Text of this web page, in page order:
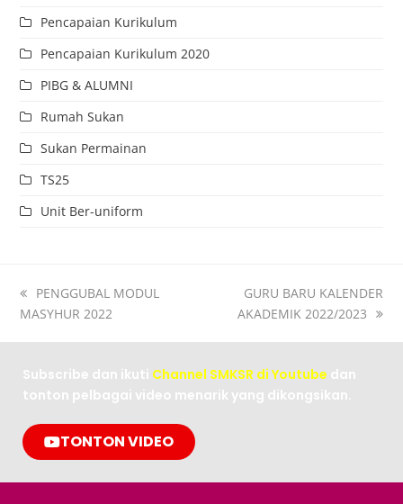
Pencapaian Kurikulum
Pencapaian Kurikulum 2020
PIBG & ALUMNI
Rumah Sukan
Sukan Permainan
TS25
Unit Ber-uniform
PENGGUBAL MODUL
MASYHUR 2022
GURU BARU KALENDER
AKADEMIK 2022/2023
Subscribe dan ikuti Channel SMKSR di Youtube dan
tonton pelbagai video menarik yang dikongsikan.
TONTON VIDEO